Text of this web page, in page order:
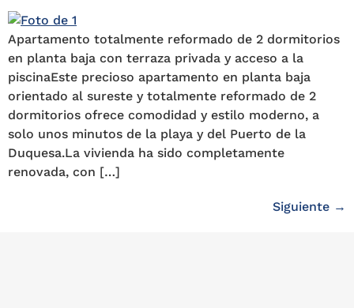
Apartamento totalmente reformado de 2 dormitorios
en planta baja con terraza privada y acceso a la
piscinaEste precioso apartamento en planta baja
orientado al sureste y totalmente reformado de 2
dormitorios ofrece comodidad y estilo moderno, a
solo unos minutos de la playa y del Puerto de la
Duquesa.La vivienda ha sido completamente
renovada, con […]
Siguiente →